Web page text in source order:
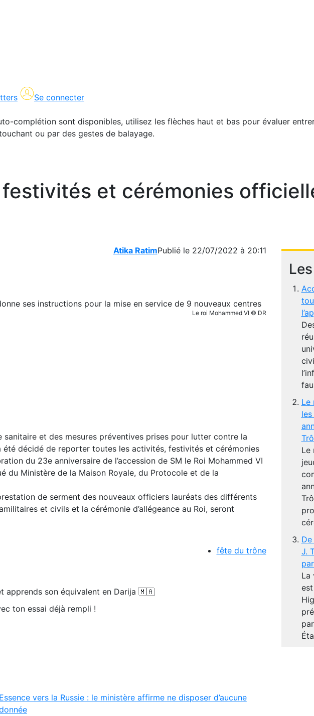
Se connecter
complétion sont disponibles, utilisez les flèches haut et bas pour évaluer
ou par des gestes de balayage.
et cérémonies
Atika RatimPublié le 22/07/2022 à 20:11
Le roi Mohammed VI © DR
sanitaire et des mesures préventives prises pour lutter contre la
décidé de reporter toutes les activités, festivités et cérémonies
du 23e anniversaire de l’accession de SM le Roi Mohammed VI
du Ministère de la Maison Royale, du Protocole et de la
de serment des nouveaux officiers lauréats des différents
et civils et la cérémonie d’allégeance au Roi, seront
fête du trône
apprends son équivalent en Darija 🇲🇦
ton essai déjà rempli !
Le
Le
J.
La
Essence vers la Russie : le ministère affirme ne disposer d’aucune